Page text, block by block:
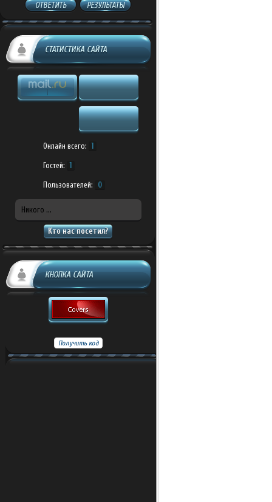
ОТВЕТИТЬ РЕЗУЛЬТАТЫ
СТАТИСТИКА САЙТА
Онлайн всего: 1
Гостей: 1
Пользователей: 0
Никого ...
Кто нас посетил?
КНОПКА САЙТА